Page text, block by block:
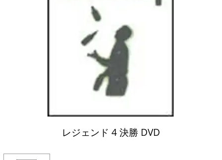
レジェンド 4 決勝 DVD